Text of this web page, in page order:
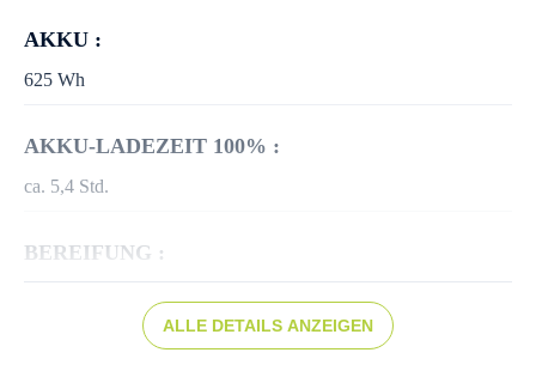
AKKU :
625 Wh
AKKU-LADEZEIT 100% :
ca. 5,4 Std.
BEREIFUNG :
ALLE DETAILS ANZEIGEN